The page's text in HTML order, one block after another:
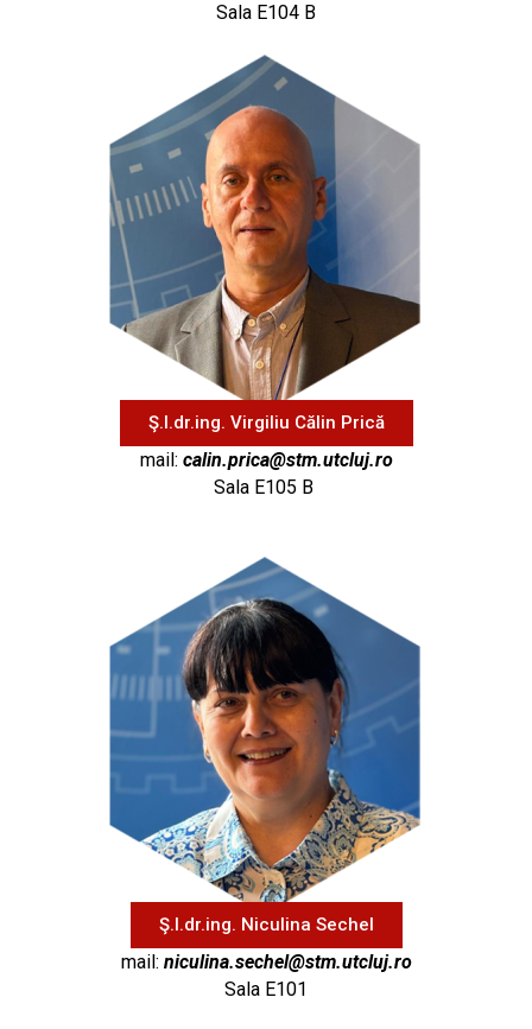
Sala E104 B
Ş.l.dr.ing. Virgiliu Călin Prică
mail: calin.prica@stm.utcluj.ro
Sala E105 B
Ş.l.dr.ing. Niculina Sechel
mail: niculina.sechel@stm.utcluj.ro
Sala E101